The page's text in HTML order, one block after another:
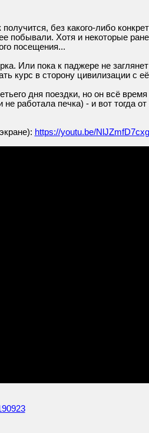
без какого-либо
побывали. Хотя и некоторые
посещения...
Или пока к паджере не
курс в сторону цивилизации с
дня поездки, но он всё
работала печка) - и вот тогда
https://youtu.be/NlJZmfD7cxg